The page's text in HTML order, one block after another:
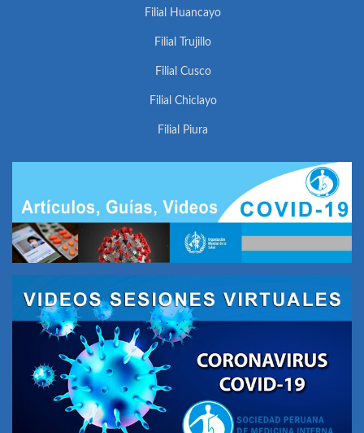
Filial Huancayo
Filial Trujillo
Filial Cusco
Filial Chiclayo
Filial Piura